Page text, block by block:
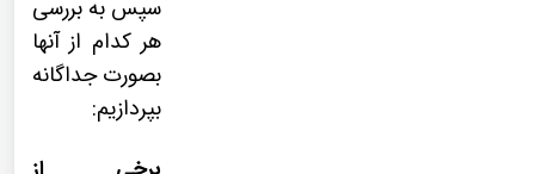
سپس به بررسی
هر کدام از آنها
بصورت جداگانه
بپردازیم: